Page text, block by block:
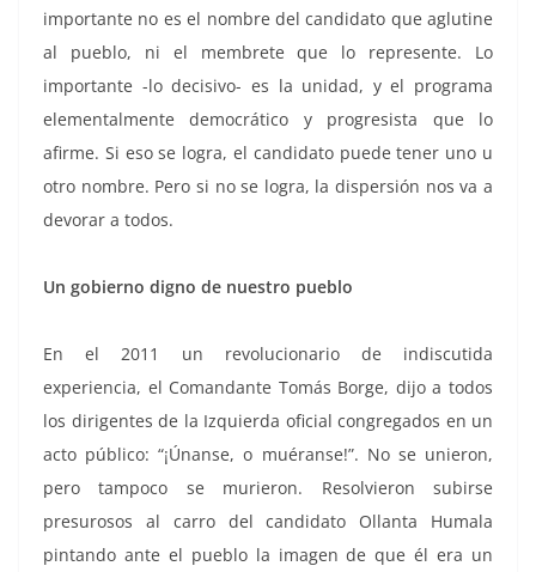
importante no es el nombre del candidato que aglutine
al pueblo, ni el membrete que lo represente. Lo
importante -lo decisivo- es la unidad, y el programa
elementalmente democrático y progresista que lo
afirme. Si eso se logra, el candidato puede tener uno u
otro nombre. Pero si no se logra, la dispersión nos va a
devorar a todos.
Un gobierno digno de nuestro pueblo
En el 2011 un revolucionario de indiscutida
experiencia, el Comandante Tomás Borge, dijo a todos
los dirigentes de la Izquierda oficial congregados en un
acto público: “¡Únanse, o muéranse!”. No se unieron,
pero tampoco se murieron. Resolvieron subirse
presurosos al carro del candidato Ollanta Humala
pintando ante el pueblo la imagen de que él era un